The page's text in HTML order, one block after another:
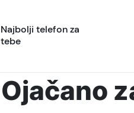
Najbolji telefon za
tebe
Ojačano